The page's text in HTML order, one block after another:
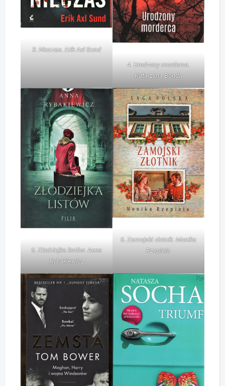
3. Nieczas. Erik Axl Sund
4. Urodzony morderca.
Katarzyna Bonda
5. Złodziejka listów. Anna
Rybakiewicz
6. Zamojski złotnik. Monika
Rzepiela